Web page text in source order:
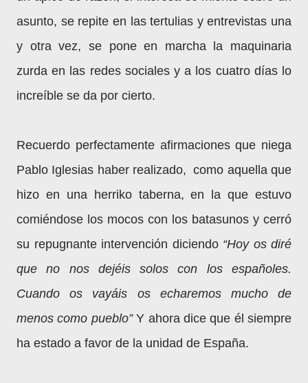
asunto, se repite en las tertulias y entrevistas una
y otra vez, se pone en marcha la maquinaria
zurda en las redes sociales y a los cuatro días lo
increíble se da por cierto.
Recuerdo perfectamente afirmaciones que niega
Pablo Iglesias haber realizado, como aquella que
hizo en una herriko taberna, en la que estuvo
comiéndose los mocos con los batasunos y cerró
su repugnante intervención diciendo “Hoy os diré
que no nos dejéis solos con los españoles.
Cuando os vayáis os echaremos mucho de
menos como pueblo”Y ahora dice que él siempre
ha estado a favor de la unidad de España.